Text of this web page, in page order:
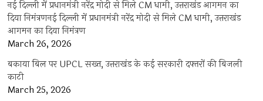
नई दिल्ली में प्रधानमंत्री नरेंद्र मोदी से मिले CM धामी, उत्तराखंड आगमन का
दिया निमंत्रणनई दिल्ली में प्रधानमंत्री नरेंद्र मोदी से मिले CM धामी, उत्तराखंड
आगमन का दिया निमंत्रण
March 26, 2026
बकाया बिल पर UPCL सख्त, उत्तराखंड के कई सरकारी दफ्तरों की बिजली
काटी
March 25, 2026